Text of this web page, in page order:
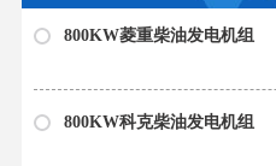
800KW菱重柴油发电机组
800KW科克柴油发电机组